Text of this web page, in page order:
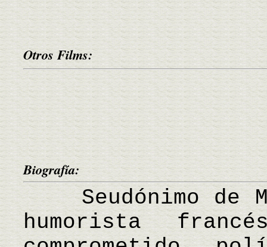
Otros Films:
Biografía:
Seudónimo de
humorista